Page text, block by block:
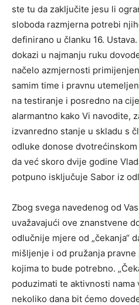
ste tu da zaključite jesu li
sloboda razmjerna potrebi
definirano u članku 16.
dokazi u najmanju ruku
načelo azmjernosti
samim time i pravnu
na testiranje i posredno na
alarmantno kako Vi navodite,
izvanredno stanje u skladu s
odluke donose
da već skoro dvije godine
potpuno isključuje Sabor iz
Zbog svega navedenog od
uvažavajući ove znanstvene
odlučnije mjere od „čekanja“
mišljenje i od pružanja
kojima to bude potrebno.
poduzimati te aktivnosti
nekoliko dana bit ćemo